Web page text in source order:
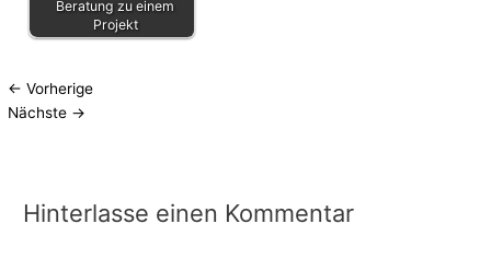
Beratung zu einem
Projekt
← Vorherige
Nächste →
Hinterlasse einen Kommentar